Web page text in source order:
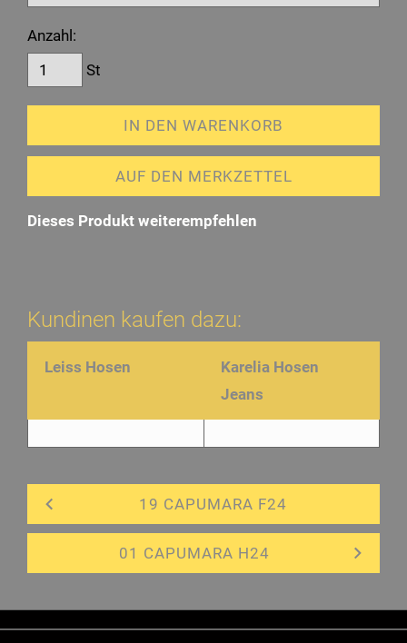
Anzahl:
St
IN DEN WARENKORB
AUF DEN MERKZETTEL
Dieses Produkt weiterempfehlen
Kundinen kaufen dazu:
Leiss Hosen
Karelia Hosen
Jeans
19 CAPUMARA F24
01 CAPUMARA H24